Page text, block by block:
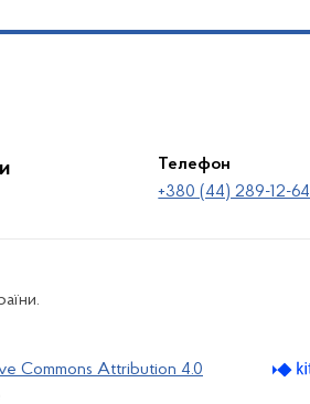
Телефон
+380 (44) 289-12-64
Commons Attribution 4.0